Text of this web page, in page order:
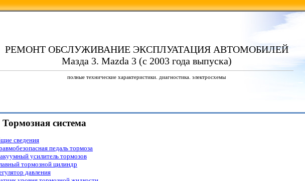
РЕМОНТ ОБСЛУЖИВАНИЕ ЭКСПЛУАТАЦИЯ АВТОМОБИЛЕЙ
Мазда 3. Mazda 3 (с 2003 года выпуска)
полные технические характеристики. диагностика. электросхемы
Тормозная система
сведения
педаль тормоза
усилитель тормозов
тормозной цилиндр
давления